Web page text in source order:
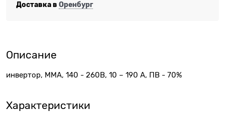
Доставка в Оренбург
Описание
инвертор, MMA, 140 - 260В, 10 – 190 А, ПВ - 70%
Характеристики